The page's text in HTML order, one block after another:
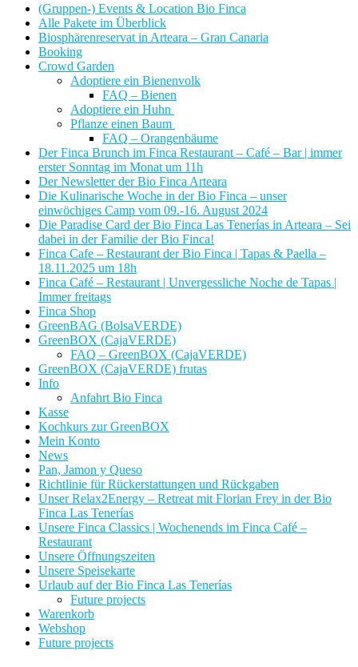
(Gruppen-) Events & Location Bio Finca
Alle Pakete im Überblick
Biosphärenreservat in Arteara – Gran Canaria
Booking
Crowd Garden
Adoptiere ein Bienenvolk
FAQ – Bienen
Adoptiere ein Huhn
Pflanze einen Baum
FAQ – Orangenbäume
Der Finca Brunch im Finca Restaurant – Café – Bar | immer
erster Sonntag im Monat um 11h
Der Newsletter der Bio Finca Arteara
Die Kulinarische Woche in der Bio Finca – unser
einwöchiges Camp vom 09.-16. August 2024
Die Paradise Card der Bio Finca Las Tenerías in Arteara – Sei
dabei in der Familie der Bio Finca!
Finca Cafe – Restaurant der Bio Finca | Tapas & Paella –
18.11.2025 um 18h
Finca Café – Restaurant | Unvergessliche Noche de Tapas |
Immer freitags
Finca Shop
GreenBAG (BolsaVERDE)
GreenBOX (CajaVERDE)
FAQ – GreenBOX (CajaVERDE)
GreenBOX (CajaVERDE) frutas
Info
Anfahrt Bio Finca
Kasse
Kochkurs zur GreenBOX
Mein Konto
News
Pan, Jamon y Queso
Richtlinie für Rückerstattungen und Rückgaben
Unser Relax2Energy – Retreat mit Florian Frey in der Bio
Finca Las Tenerías
Unsere Finca Classics | Wochenends im Finca Café –
Restaurant
Unsere Öffnungszeiten
Unsere Speisekarte
Urlaub auf der Bio Finca Las Tenerías
Future projects
Warenkorb
Webshop
Future projects